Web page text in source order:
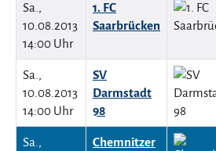
Sa.,
10.08.2013
14:00 Uhr
1. FC
Saarbrücken
Sa.,
10.08.2013
14:00 Uhr
SV
Darmstadt
98
Sa.,
Chemnitzer